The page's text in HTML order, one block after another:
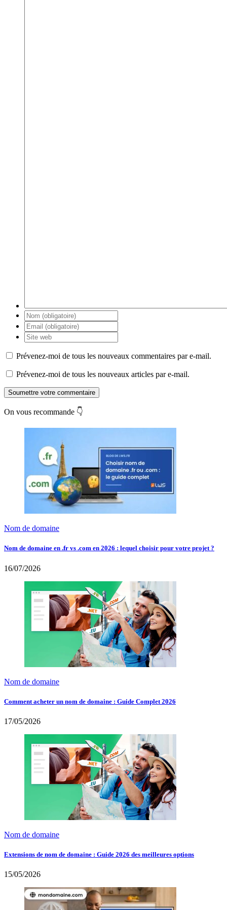
Prévenez-moi de tous les nouveaux commentaires par e-mail.
Prévenez-moi de tous les nouveaux articles par e-mail.
Soumettre votre commentaire
On vous recommande 👇
Nom de domaine
Nom de domaine en .fr vs .com en 2026 : lequel choisir pour votre projet ?
16/07/2026
Nom de domaine
Comment acheter un nom de domaine : Guide Complet 2026
17/05/2026
Nom de domaine
Extensions de nom de domaine : Guide 2026 des meilleures options
15/05/2026